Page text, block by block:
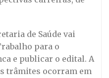
de Saúde vai
para o
e publicar o edital. A
trâmites ocorram em